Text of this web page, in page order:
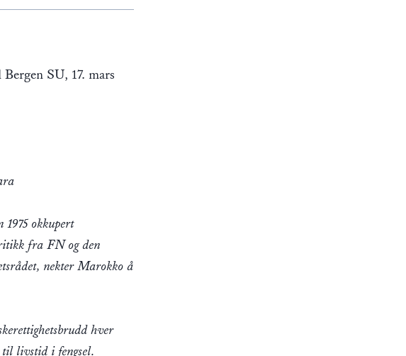
SU, 17. mars
okkupert
fra FN og den
nekter Marokko å
hver
til livstid i fengsel.